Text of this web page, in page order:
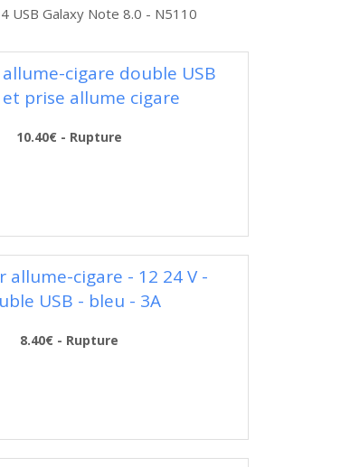
USB Galaxy Note 8.0 - N5110
cigare double USB
et prise allume cigare
10.40€ - Rupture
allume-cigare - 12 24 V -
USB - bleu - 3A
8.40€ - Rupture